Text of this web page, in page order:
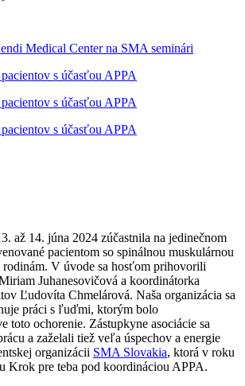
až 14. júna 2024 zúčastnila na jedinečnom
pacientom so spinálnou muskulárnou
V úvode sa hosťom prihovorili
Juhanesovičová a koordinátorka
Ľudovíta Chmelárová. Naša organizácia sa
práci s ľuďmi, ktorým bolo
toto ochorenie. Zástupkyne asociácie sa
a zaželali tiež veľa úspechov a energie
organizácii SMA Slovakia, ktorá v roku
Krok pre teba pod koordináciou APPA.